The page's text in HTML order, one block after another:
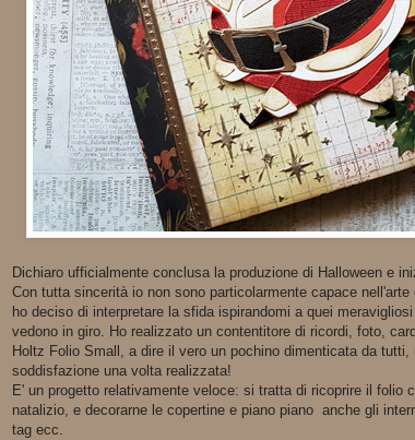
Dichiaro ufficialmente conclusa la produzione di Halloween e
Con tutta sincerità io non sono particolarmente capace nell'arte
ho deciso di interpretare la sfida ispirandomi a quei
vedono in giro. Ho realizzato un contentitore di ricordi, foto,
Holtz Folio Small, a dire il vero un pochino dimenticata da tutti,
soddisfazione una volta realizzata!
E' un progetto relativamente veloce: si tratta di ricoprire il folio
natalizio, e decorarne le copertine e piano piano anche gli
tag ecc.